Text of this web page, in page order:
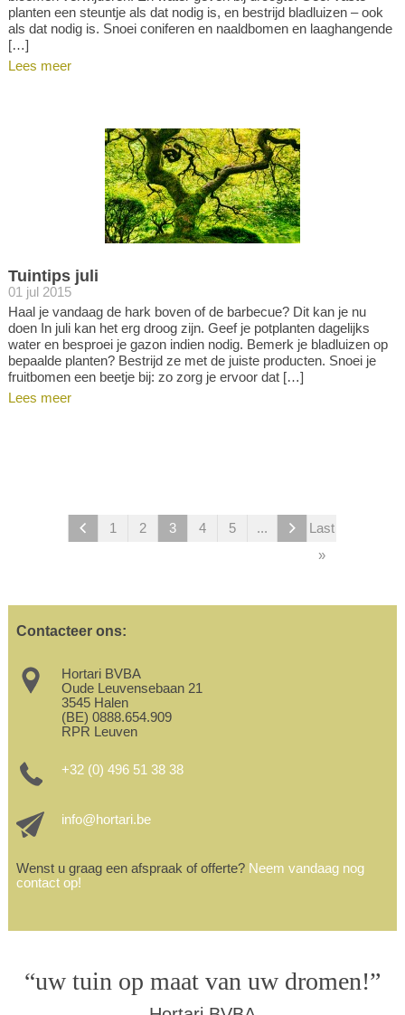
planten een steuntje als dat nodig is, en bestrijd bladluizen – ook
als dat nodig is. Snoei coniferen en naaldbomen en laaghangende
[…]
Lees meer
Tuintips juli
01 jul 2015
Haal je vandaag de hark boven of de barbecue? Dit kan je nu
doen In juli kan het erg droog zijn. Geef je potplanten dagelijks
water en besproei je gazon indien nodig. Bemerk je bladluizen op
bepaalde planten? Bestrijd ze met de juiste producten. Snoei je
fruitbomen een beetje bij: zo zorg je ervoor dat […]
Lees meer
1 2 3 4 5 ...
Last
»
Contacteer ons:
Hortari BVBA
Oude Leuvensebaan 21
3545 Halen
(BE) 0888.654.909
RPR Leuven
+32 (0) 496 51 38 38
info@hortari.be
Wenst u graag een afspraak of offerte? Neem vandaag nog
contact op!
“uw tuin op maat van uw dromen!”